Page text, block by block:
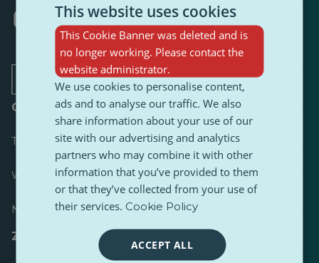
Otwiera
się
karcie
Otwiera
nowej
karcie
Otwiera
się
w
nowej
karcie
Otwiera
się
w
nowej
karcie
Otwiera
się
w
nowej
karcie
Otwiera
się
w
nowej
karcie
O
Tabela wyników
Większość opublikowanych
Najczęściej śledzony
Zasoby dla dziennikarzy
This website uses cookies
This Cookie Banner was deleted and is
no longer working. Please contact the
website administrator.
We use cookies to personalise content,
ads and to analyse our traffic. We also
share information about your use of our
site with our advertising and analytics
partners who may combine it with other
information that you’ve provided to them
or that they’ve collected from your use of
their services. Cookie Policy
ACCEPT ALL